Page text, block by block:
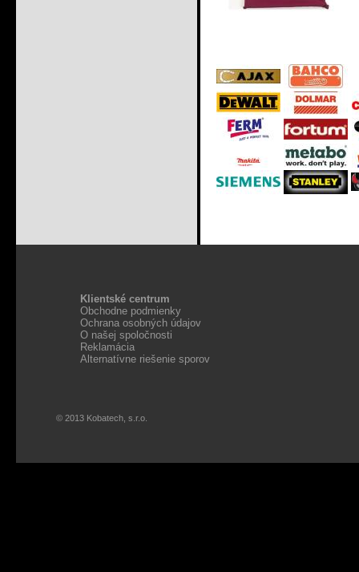
Klientské centrum
Obchodne podmienky
Ochrana osobných údajov
O našej spoločnosti
Reklamácia
Alternatívne riešenie sporov
© 2013 Kobatech, s.r.o.